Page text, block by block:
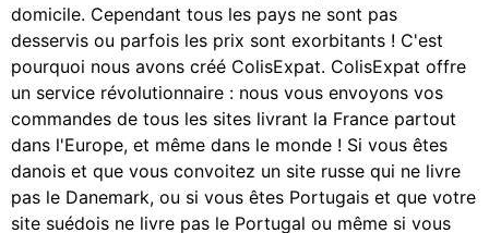
domicile. Cependant tous les pays ne sont pas
desservis ou parfois les prix sont exorbitants ! C'est
pourquoi nous avons créé ColisExpat. ColisExpat offre
un service révolutionnaire : nous vous envoyons vos
commandes de tous les sites livrant la France partout
dans l'Europe, et même dans le monde ! Si vous êtes
danois et que vous convoitez un site russe qui ne livre
pas le Danemark, ou si vous êtes Portugais et que votre
site suédois ne livre pas le Portugal ou même si vous